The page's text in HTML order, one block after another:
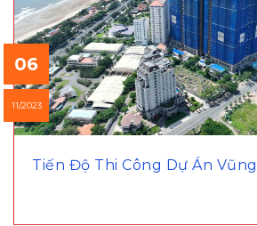
06
11/2023
Tiến Độ Thi Công Dự Án